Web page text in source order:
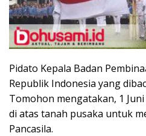
Pidato Kepala Badan
Republik Indonesia yang
Tomohon mengatakan, 1
di atas tanah pusaka untuk
Pancasila.